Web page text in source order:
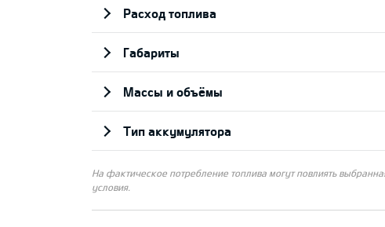
Pасход топлива
Габариты
Массы и объёмы
Тип аккумулятора
На фактическое потребление топлива могут повлиять
условия.